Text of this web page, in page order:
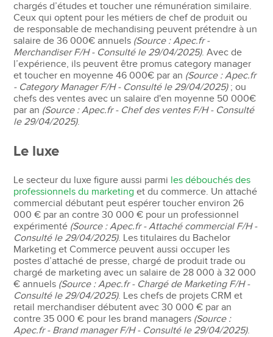
chargés d’études et toucher une rémunération similaire.
Ceux qui optent pour les métiers de chef de produit ou
de responsable de mechandising peuvent prétendre à un
salaire de 36 000€ annuels (Source : Apec.fr -
Merchandiser F/H - Consulté le 29/04/2025). Avec de
l’expérience, ils peuvent être promus category manager
et toucher en moyenne 46 000€ par an (Source : Apec.fr
- Category Manager F/H - Consulté le 29/04/2025); ou
chefs des ventes avec un salaire d'en moyenne 50 000€
par an (Source : Apec.fr - Chef des ventes F/H - Consulté
le 29/04/2025).
Le luxe
Le secteur du luxe figure aussi parmi les débouchés des
professionnels du marketing et du commerce. Un attaché
commercial débutant peut espérer toucher environ 26
000 € par an contre 30 000 € pour un professionnel
expérimenté (Source : Apec.fr - Attaché commercial F/H -
Consulté le 29/04/2025). Les titulaires du Bachelor
Marketing et Commerce peuvent aussi occuper les
postes d’attaché de presse, chargé de produit trade ou
chargé de marketing avec un salaire de 28 000 à 32 000
€ annuels (Source : Apec.fr - Chargé de Marketing F/H -
Consulté le 29/04/2025). Les chefs de projets CRM et
retail merchandiser débutent avec 30 000 € par an
contre 35 000 € pour les brand managers (Source :
Apec.fr - Brand manager F/H - Consulté le 29/04/2025).